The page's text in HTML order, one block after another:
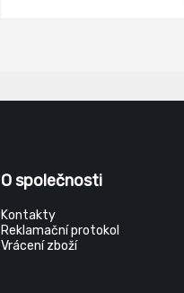
O společnosti
Kontakty
Reklamační protokol
Vrácení zboží